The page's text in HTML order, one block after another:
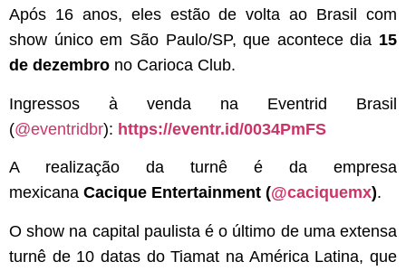
Após 16 anos, eles estão de volta ao Brasil com
show único em São Paulo/SP, que acontece dia 15
de dezembro no Carioca Club.
Ingressos à venda na Eventrid Brasil
(@eventridbr): https://eventr.id/0034PmFS
A realização da turnê é da empresa
mexicana Cacique Entertainment (@caciquemx).
O show na capital paulista é o último de uma extensa
turnê de 10 datas do Tiamat na América Latina, que